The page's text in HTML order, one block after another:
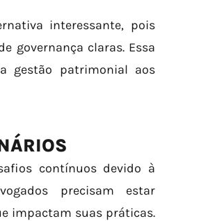
interessante, pois
governança claras. Essa
gestão patrimonial aos
contínuos devido à
precisam estar
impactam suas práticas.